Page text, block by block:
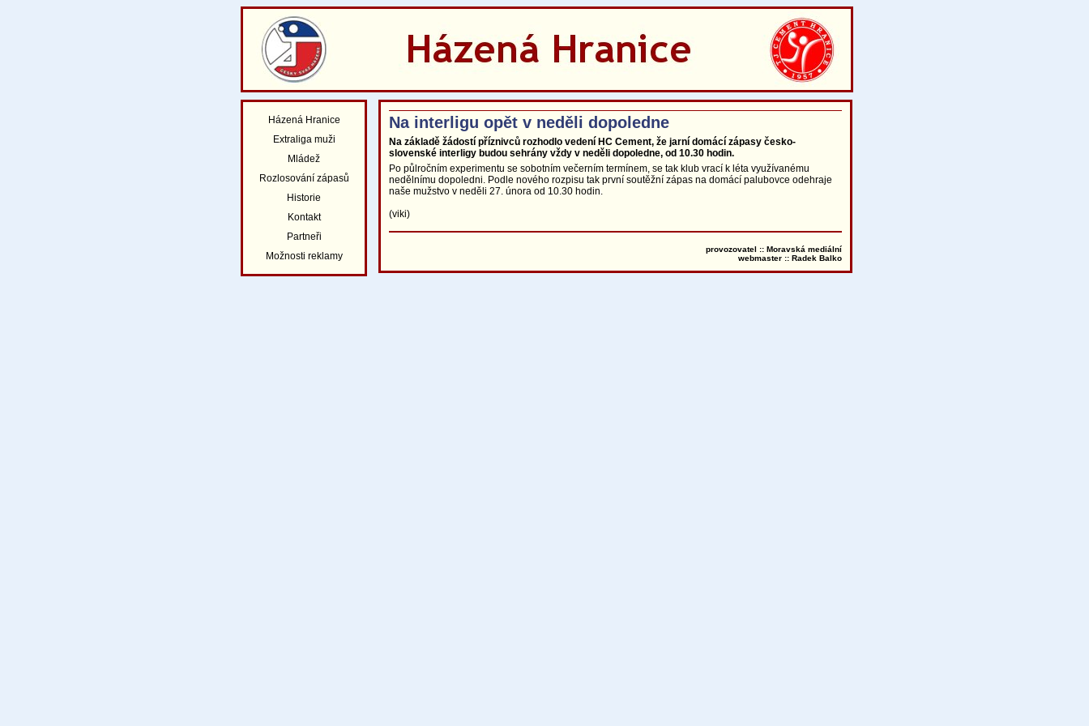
Házená Hranice
Extraliga muži
Mládež
Rozlosování zápasů
Historie
Kontakt
Partneři
Možnosti reklamy
Na interligu opět v neděli dopoledne
Na základě žádostí příznivců rozhodlo vedení HC Cement, že jarní domácí zápasy česko-
slovenské interligy budou sehrány vždy v neděli dopoledne, od 10.30 hodin.
Po půlročním experimentu se sobotním večerním termínem, se tak klub vrací k léta využívanému
nedělnímu dopoledni. Podle nového rozpisu tak první soutěžní zápas na domácí palubovce odehraje
naše mužstvo v neděli 27. února od 10.30 hodin.
(viki)
provozovatel :: Moravská mediální
webmaster :: Radek Balko